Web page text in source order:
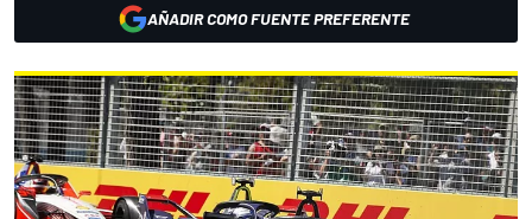
AÑADIR COMO FUENTE PREFERENTE